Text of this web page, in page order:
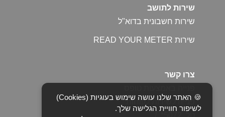
שירות לתושב
שירות חשבונית בדוא"ל
שירות READ YOUR METER
צרו קשר
פנייה לשירות לקוחות
🍪 האתר שלנו עושה שימוש בעוגיות (Cookies)
לשיפור חוויית הגלישה שלך.